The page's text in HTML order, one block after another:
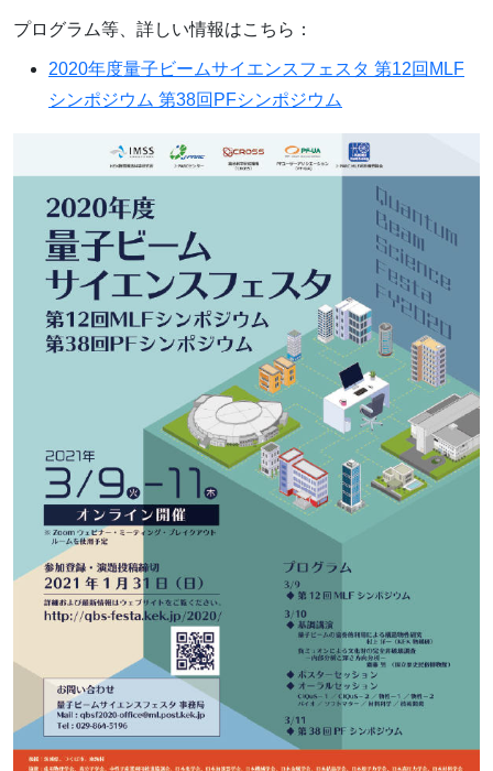
プログラム等、詳しい情報はこちら：
2020年度量子ビームサイエンスフェスタ 第12回MLF
シンポジウム 第38回PFシンポジウム